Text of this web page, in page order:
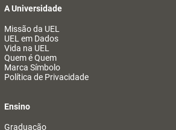
A Universidade
Missão da UEL
UEL em Dados
Vida na UEL
Quem é Quem
Marca Símbolo
Política de Privacidade
Ensino
Graduação